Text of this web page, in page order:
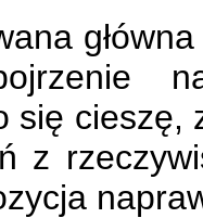
się cieszę,
z